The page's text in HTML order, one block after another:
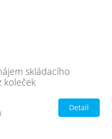
skládacího
koleček
Detail